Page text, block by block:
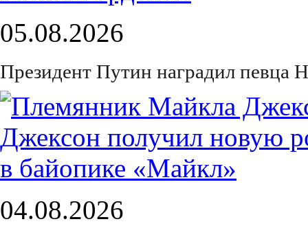
05.08.2026
Президент Путин наградил певца
04.08.2026